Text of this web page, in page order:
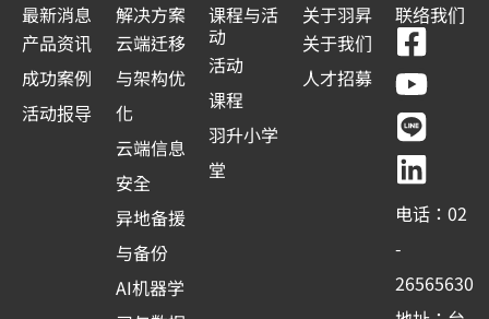
最新消息
产品资讯
成功案例
活动报导
解决方案
云端迁移
与架构优
化
云端信息
安全
异地备援
与备份
AI机器学
课程与活
动
活动
课程
羽升小学
堂
关于羽昇
关于我们
人才招募
联络我们
F
a
c
e
b
o
o
k
-
Y
o
u
t
u
b
e
L
i
n
e
L
i
n
k
e
d
i
n
电话：02
-
26565630